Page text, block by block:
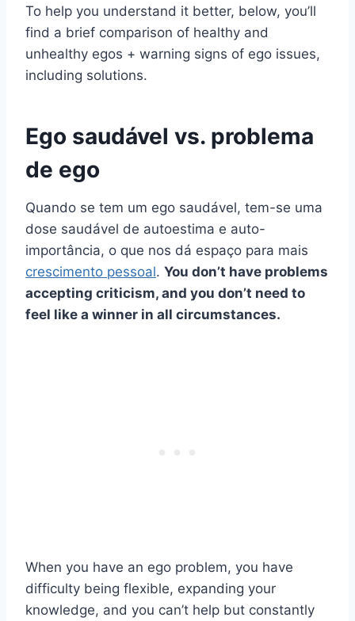
To help you understand it better, below, you’ll
find a brief comparison of healthy and
unhealthy egos + warning signs of ego issues,
including solutions.
Ego saudável vs. problema
de ego
Quando se tem um ego saudável, tem-se uma
dose saudável de autoestima e auto-
importância, o que nos dá espaço para mais
crescimento pessoal. You don’t have problems
accepting criticism, and you don’t need to
feel like a winner in all circumstances.
When you have an ego problem, you have
difficulty being flexible, expanding your
knowledge, and you can’t help but constantly